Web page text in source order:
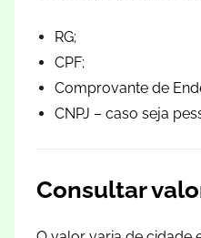
RG;
CPF;
Comprovante de
CNPJ – caso seja
Consultar